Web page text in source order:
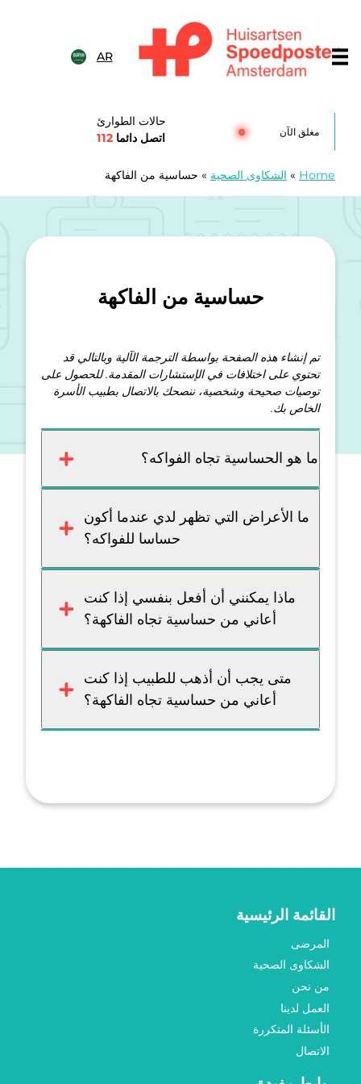
AR
مغلق الآن
حالات الطوارئ
اتصل دائما 112
Home
» الشكاوى الصحية » حساسية من الفاكهة
حساسية من الفاكهة
تم إنشاء هذه الصفحة بواسطة الترجمة الآلية وبالتالي قد
تحتوي على اختلافات في الإستشارات المقدمة. للحصول على
توصيات صحيحة وشخصية، ننصحك بالاتصال بطبيب الأسرة
الخاص بك.
ما هو الحساسية تجاه الفواكه؟
ما الأعراض التي تظهر لدي عندما أكون
حساسا للفواكه؟
ماذا يمكنني أن أفعل بنفسي إذا كنت
أعاني من حساسية تجاه الفاكهة؟
متى يجب أن أذهب للطبيب إذا كنت
أعاني من حساسية تجاه الفاكهة؟
القائمة الرئيسية
المرضى
الشكاوى الصحية
من نحن
العمل لدينا
الأسئلة المتكررة
الاتصال